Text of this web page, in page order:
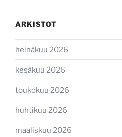
ARKISTOT
heinäkuu 2026
kesäkuu 2026
toukokuu 2026
huhtikuu 2026
maaliskuu 2026